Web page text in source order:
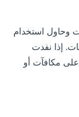
وحاول استخدام
إذا نفدت
مكافآت أو